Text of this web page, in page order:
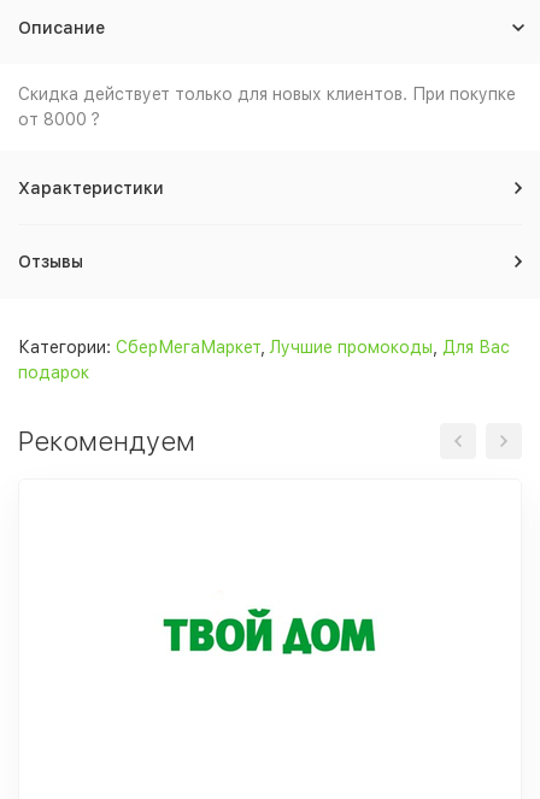
Описание
Скидка действует только для новых клиентов. При покупке
от 8000 ?
Характеристики
Отзывы
Категории: СберМегаМаркет Лучшие промокоды
Для Вас
подарок
Рекомендуем